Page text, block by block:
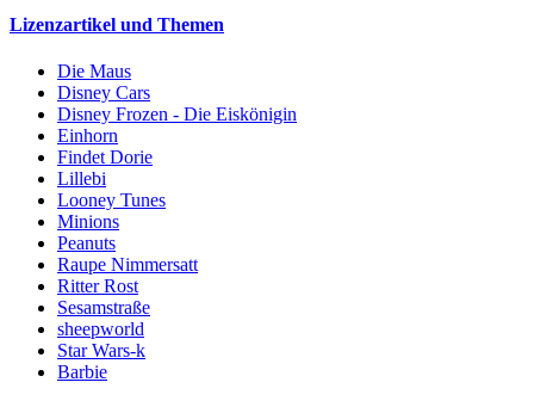
Lizenzartikel und Themen
Die Maus
Disney Cars
Disney Frozen - Die Eiskönigin
Einhorn
Findet Dorie
Lillebi
Looney Tunes
Minions
Peanuts
Raupe Nimmersatt
Ritter Rost
Sesamstraße
sheepworld
Star Wars-k
Barbie